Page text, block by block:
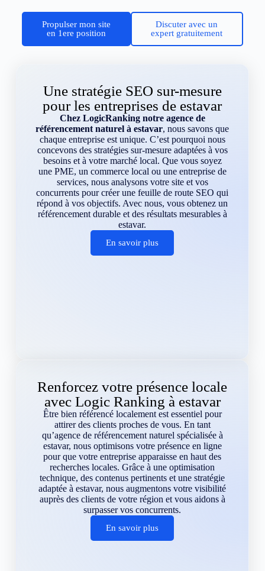
Propulser mon site
en 1ere position
Discuter avec un
expert gratuitement
Une stratégie SEO sur-mesure
pour les entreprises de estavar
Chez LogicRanking notre agence de
référencement naturel à estavar, nous savons que
chaque entreprise est unique. C’est pourquoi nous
concevons des stratégies sur-mesure adaptées à vos
besoins et à votre marché local. Que vous soyez
une PME, un commerce local ou une entreprise de
services, nous analysons votre site et vos
concurrents pour créer une feuille de route SEO qui
répond à vos objectifs. Avec nous, vous obtenez un
référencement durable et des résultats mesurables à
estavar.
En savoir plus
Renforcez votre présence locale
avec Logic Ranking à estavar
Être bien référencé localement est essentiel pour
attirer des clients proches de vous. En tant
qu’agence de référencement naturel spécialisée à
estavar, nous optimisons votre présence en ligne
pour que votre entreprise apparaisse en haut des
recherches locales. Grâce à une optimisation
technique, des contenus pertinents et une stratégie
adaptée à estavar, nous augmentons votre visibilité
auprès des clients de votre région et vous aidons à
surpasser vos concurrents.
En savoir plus